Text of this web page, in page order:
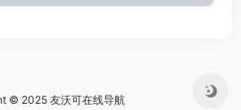
© 2025 友沃可在线导航